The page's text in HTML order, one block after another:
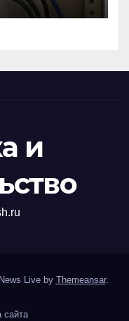
и
Live by Themeansar.
сайта